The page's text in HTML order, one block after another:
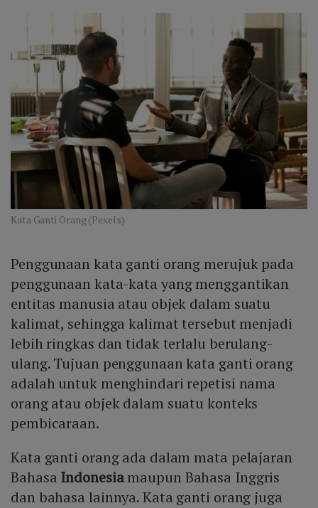
Kata Ganti Orang (Pexels)
Penggunaan kata ganti orang merujuk pada
penggunaan kata-kata yang menggantikan
entitas manusia atau objek dalam suatu
kalimat, sehingga kalimat tersebut menjadi
lebih ringkas dan tidak terlalu berulang-
ulang. Tujuan penggunaan kata ganti orang
adalah untuk menghindari repetisi nama
orang atau objek dalam suatu konteks
pembicaraan.
Kata ganti orang ada dalam mata pelajaran
Bahasa Indonesiamaupun Bahasa Inggris
dan bahasa lainnya. Kata ganti orang juga